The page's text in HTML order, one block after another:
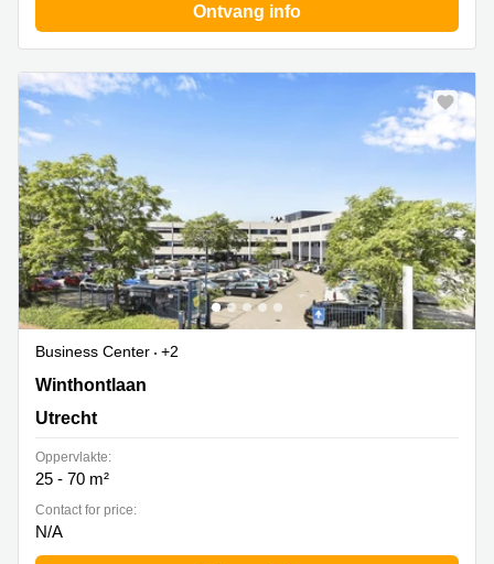
Ontvang info
Business Center
+2
Winthontlaan 200, Utrecht
Winthontlaan
Utrecht
Oppervlakte:
25 - 70 m²
Contact for price:
N/A